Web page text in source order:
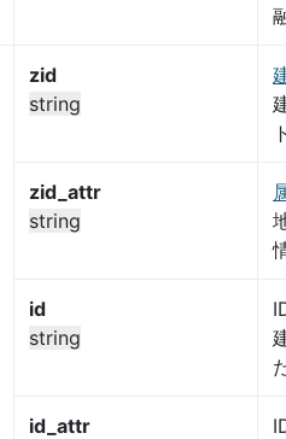
zid
string
zid_attr
string
id
string
id_attr